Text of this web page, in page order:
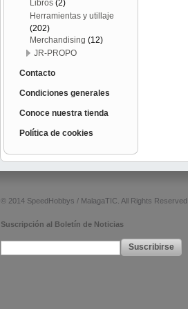
Libros (2)
Herramientas y utillaje
(202)
Merchandising (12)
JR-PROPO
Contacto
Condiciones generales
Conoce nuestra tienda
Política de cookies
© 2014 SpeedHobbys / MalagaTIC. All Rights Reserved.
Suscripción al Boletín de Noticias
Suscribirse